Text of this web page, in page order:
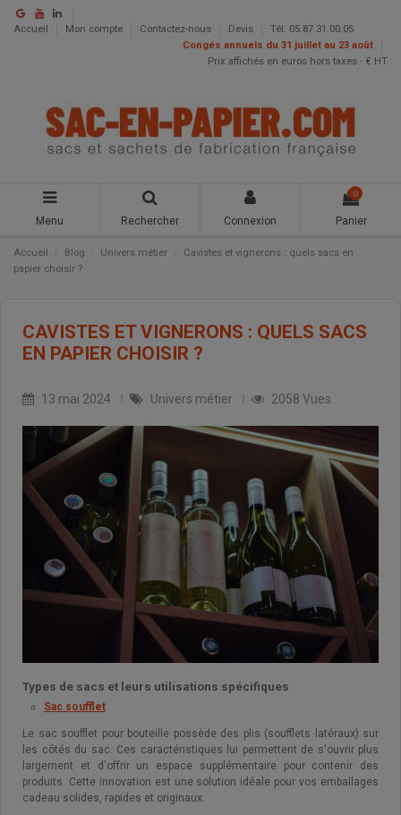
Accueil Mon compte Contactez-nous Devis
Tél. 05.87.31.00.05
Congés annuels du 31 juillet au 23 août
Prix affichés en euros hors taxes - € HT
Menu Rechercher Connexion
0
Panier
Accueil Blog Univers métier
Cavistes et vignerons : quels sacs en
papier choisir ?
CAVISTES ET VIGNERONS : QUELS SACS
EN PAPIER CHOISIR ?
13 mai 2024 Univers métier 2058 Vues
Types de sacs et leurs utilisations spécifiques
Sac soufflet
Le sac soufflet pour bouteille possède des plis (soufflets latéraux) sur
les côtés du sac. Ces caractéristiques lui permettent de s'ouvrir plus
largement et d'offrir un espace supplémentaire pour contenir des
produits. Cette innovation est une solution idéale pour vos emballages
cadeau solides, rapides et originaux.